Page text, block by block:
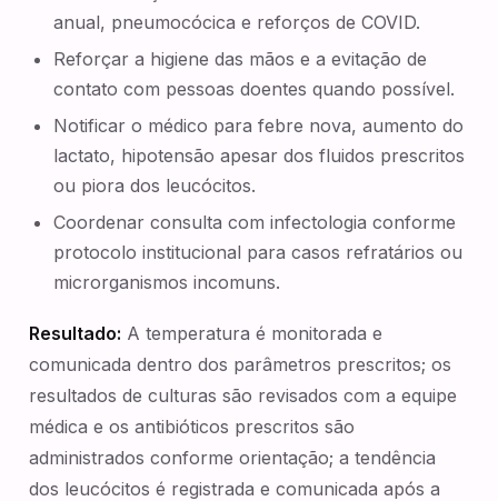
anual, pneumocócica e reforços de COVID.
Reforçar a higiene das mãos e a evitação de
contato com pessoas doentes quando possível.
Notificar o médico para febre nova, aumento do
lactato, hipotensão apesar dos fluidos prescritos
ou piora dos leucócitos.
Coordenar consulta com infectologia conforme
protocolo institucional para casos refratários ou
microrganismos incomuns.
Resultado: A temperatura é monitorada e
comunicada dentro dos parâmetros prescritos; os
resultados de culturas são revisados com a equipe
médica e os antibióticos prescritos são
administrados conforme orientação; a tendência
dos leucócitos é registrada e comunicada após a